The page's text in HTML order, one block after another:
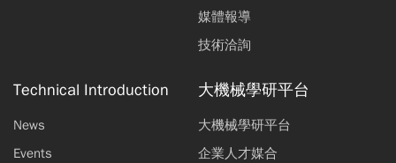
媒體報導
技術洽詢
Technical Introduction
News
Events
大機械學研平台
大機械學研平台
企業人才媒合